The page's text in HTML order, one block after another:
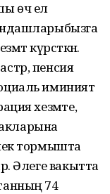
өч ел
күрсәткән.
пенсия
иминият
хезмәте,
тормышта
Әлеге вакытта
74